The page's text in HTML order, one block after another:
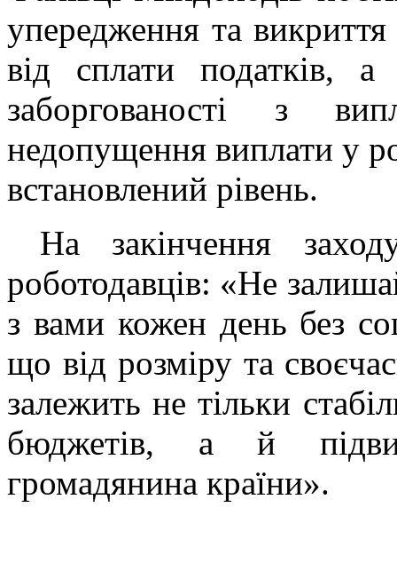
упередження та
від сплати податків, а
заборгованості з
недопущення виплати у
встановлений рівень.
На закінчення
роботодавців: «Не
з вами кожен день без
що від розміру та
залежить не тільки
бюджетів, а й
громадянина країни».